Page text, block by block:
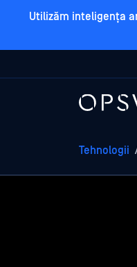
Utilizăm inteligența
Tehnologii